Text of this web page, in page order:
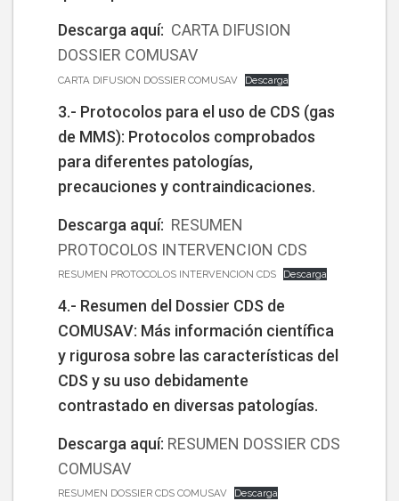
Descarga aquí: CARTA DIFUSION
DOSSIER COMUSAV
CARTA DIFUSION DOSSIER COMUSAV Descarga
3.- Protocolos para el uso de CDS (gas
de MMS): Protocolos comprobados
para diferentes patologías,
precauciones y contraindicaciones.
Descarga aquí: RESUMEN
PROTOCOLOS INTERVENCION CDS
RESUMEN PROTOCOLOS INTERVENCION CDS Descarga
4.- Resumen del Dossier CDS de
COMUSAV: Más información científica
y rigurosa sobre las características del
CDS y su uso debidamente
contrastado en diversas patologías.
Descarga aquí: RESUMEN DOSSIER CDS
COMUSAV
RESUMEN DOSSIER CDS COMUSAV Descarga